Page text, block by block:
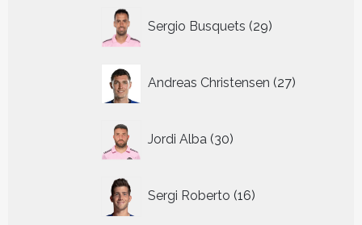
Sergio Busquets 29
producten
Andreas Christensen 27
producten
Jordi Alba 30
producten
Sergi Roberto 16
producten